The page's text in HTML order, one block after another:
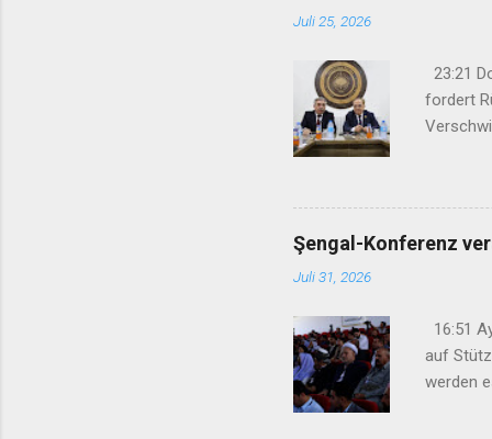
Juli 25, 2026
23:21
fordert
in
Şengal-Konferenz
Juli 31, 2026
16:51
auf
werden